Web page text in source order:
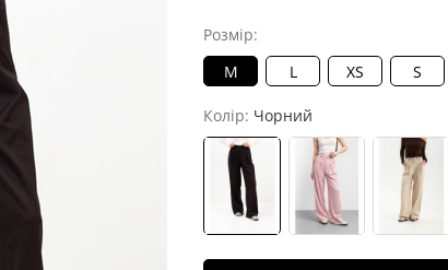
Розмір:
M
L XS S
Колір: Чорний